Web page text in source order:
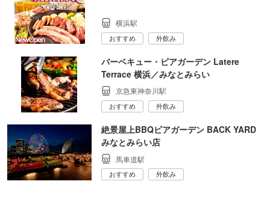
横浜駅
おすすめ 外飲み
バーベキュー・ビアガーデン Latere
Terrace 横浜／みなとみらい
京急東神奈川駅
おすすめ 外飲み
絶景屋上BBQビアガーデン BACK YARD
みなとみらい店
馬車道駅
おすすめ 外飲み